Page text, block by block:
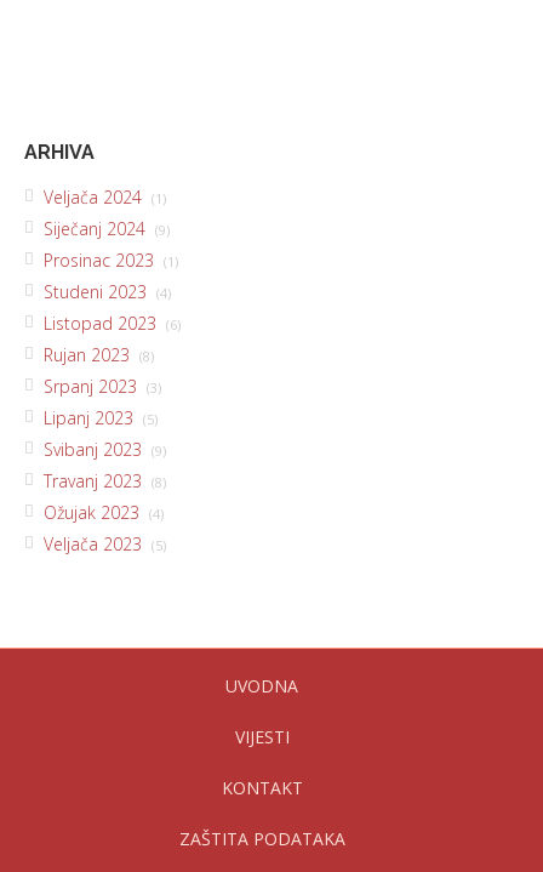
ARHIVA
Veljača 2024 (1)
Siječanj 2024 (9)
Prosinac 2023 (1)
Studeni 2023 (4)
Listopad 2023 (6)
Rujan 2023 (8)
Srpanj 2023 (3)
Lipanj 2023 (5)
Svibanj 2023 (9)
Travanj 2023 (8)
Ožujak 2023 (4)
Veljača 2023 (5)
UVODNA
VIJESTI
KONTAKT
ZAŠTITA PODATAKA